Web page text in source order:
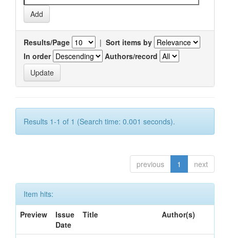
Results/Page | Sort items by
In order
Authors/record
Results 1-1 of 1 (Search time: 0.001 seconds).
previous 1 next
Item hits:
Preview
Issue
Date
Title Author(s)